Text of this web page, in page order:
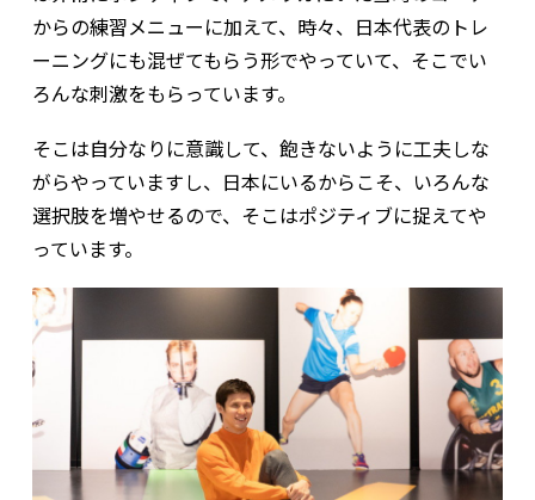
からの練習メニューに加えて、時々、日本代表のトレ
ーニングにも混ぜてもらう形でやっていて、そこでい
ろんな刺激をもらっています。
そこは自分なりに意識して、飽きないように工夫しな
がらやっていますし、日本にいるからこそ、いろんな
選択肢を増やせるので、そこはポジティブに捉えてや
っています。